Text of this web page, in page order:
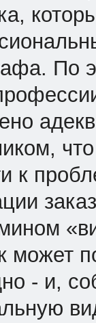
По
к
может
- и,